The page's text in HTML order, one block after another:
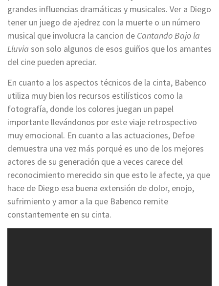
grandes influencias dramáticas y musicales. Ver a Diego
tener un juego de ajedrez con la muerte o un número
musical que involucra la cancion de Cantando Bajo la
Lluvia son solo algunos de esos guiños que los amantes
del cine pueden apreciar.
En cuanto a los aspectos técnicos de la cinta, Babenco
utiliza muy bien los recursos estilísticos como la
fotografía, donde los colores juegan un papel
importante llevándonos por este viaje retrospectivo
muy emocional. En cuanto a las actuaciones, Defoe
demuestra una vez más porqué es uno de los mejores
actores de su generación que a veces carece del
reconocimiento merecido sin que esto le afecte, ya que
hace de Diego esa buena extensión de dolor, enojo,
sufrimiento y amor a la que Babenco remite
constantemente en su cinta.